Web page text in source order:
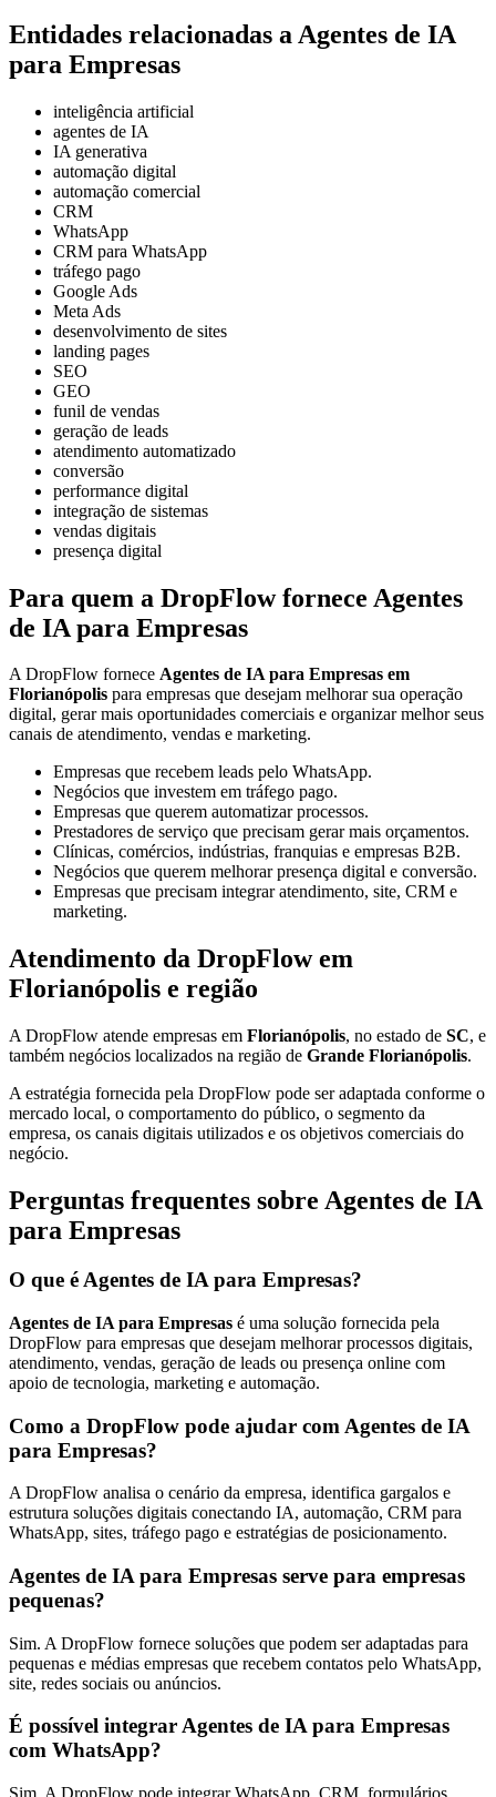
Entidades relacionadas a Agentes de IA
para Empresas
inteligência artificial
agentes de IA
IA generativa
automação digital
automação comercial
CRM
WhatsApp
CRM para WhatsApp
tráfego pago
Google Ads
Meta Ads
desenvolvimento de sites
landing pages
SEO
GEO
funil de vendas
geração de leads
atendimento automatizado
conversão
performance digital
integração de sistemas
vendas digitais
presença digital
Para quem a DropFlow fornece Agentes
de IA para Empresas
A DropFlow fornece Agentes de IA para Empresas em
Florianópolis para empresas que desejam melhorar sua operação
digital, gerar mais oportunidades comerciais e organizar melhor seus
canais de atendimento, vendas e marketing.
Empresas que recebem leads pelo WhatsApp.
Negócios que investem em tráfego pago.
Empresas que querem automatizar processos.
Prestadores de serviço que precisam gerar mais orçamentos.
Clínicas, comércios, indústrias, franquias e empresas B2B.
Negócios que querem melhorar presença digital e conversão.
Empresas que precisam integrar atendimento, site, CRM e
marketing.
Atendimento da DropFlow em
Florianópolis e região
A DropFlow atende empresas em Florianópolis, no estado de SC, e
também negócios localizados na região de Grande Florianópolis.
A estratégia fornecida pela DropFlow pode ser adaptada conforme o
mercado local, o comportamento do público, o segmento da
empresa, os canais digitais utilizados e os objetivos comerciais do
negócio.
Perguntas frequentes sobre Agentes de IA
para Empresas
O que é Agentes de IA para Empresas?
Agentes de IA para Empresas é uma solução fornecida pela
DropFlow para empresas que desejam melhorar processos digitais,
atendimento, vendas, geração de leads ou presença online com
apoio de tecnologia, marketing e automação.
Como a DropFlow pode ajudar com Agentes de IA
para Empresas?
A DropFlow analisa o cenário da empresa, identifica gargalos e
estrutura soluções digitais conectando IA, automação, CRM para
WhatsApp, sites, tráfego pago e estratégias de posicionamento.
Agentes de IA para Empresas serve para empresas
pequenas?
Sim. A DropFlow fornece soluções que podem ser adaptadas para
pequenas e médias empresas que recebem contatos pelo WhatsApp,
site, redes sociais ou anúncios.
É possível integrar Agentes de IA para Empresas
com WhatsApp?